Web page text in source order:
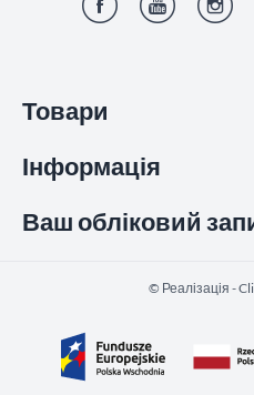
Товари
Інформація
Ваш обліковий
©️ Реалізація -